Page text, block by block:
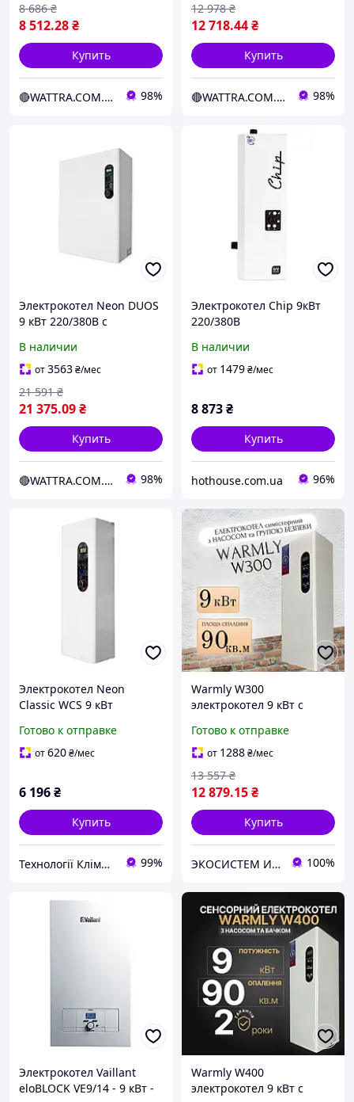
8 512.28₴
8 686 ₴
Купить
🔴WATTRA.COM.UA - дело техники... 98%
12 718.44₴
12 978 ₴
Купить
🔴WATTRA.COM.UA - дело техники... 98%
Электрокотел Neon DUOS
9 кВт 220/380В с
насосом (D19199)
В наличии
от3563₴/мес
21 375.09₴
21 591 ₴
Купить
🔴WATTRA.COM.UA - дело техники... 98%
Электрокотел Chip 9кВт
220/380В
В наличии
от 1479₴/мес
8 873₴
Купить
hothouse.com.ua 96%
Электрокотел Neon
Classic WCS 9 кВт
Готово к отправке
от620₴/мес
6 196₴
Купить
Технології Клімату Юа 99%
Warmly W300
электрокотел 9 кВт с
безопасности
Готово к отправке
от 1288₴/мес
12 879.15₴
13 557 ₴
Купить
ЭКОСИСТЕМ ИНЖИНИРИНГ ООО 100%
Электрокотел Vaillant
eloBLOCK VE9/14 - 9 кВт -
Warmly W400
электрокотел 9 кВт с